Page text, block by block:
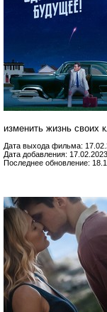
изменить жизнь своих
Дата выхода фильма:
Дата добавления: 17.02.2023
Последнее обновление: